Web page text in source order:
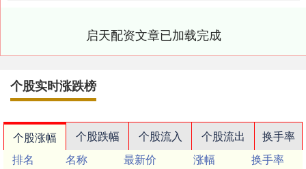
启天配资文章已加载完成
个股实时涨跌榜
个股涨幅 个股跌幅 个股流入 个股流出
换手率
排名
名称 最新价 涨幅
换手率